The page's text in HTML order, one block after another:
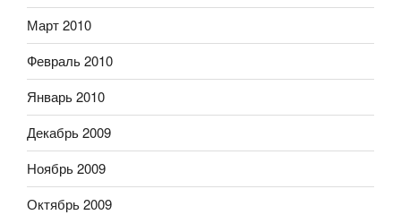
Март 2010
Февраль 2010
Январь 2010
Декабрь 2009
Ноябрь 2009
Октябрь 2009